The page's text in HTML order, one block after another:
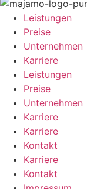
Leistungen
Preise
Unternehmen
Karriere
Leistungen
Preise
Unternehmen
Karriere
Karriere
Kontakt
Karriere
Kontakt